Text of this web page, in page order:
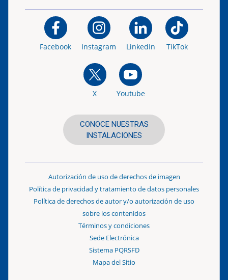
Facebook Instagram LinkedIn TikTok
X Youtube
CONOCE NUESTRAS
INSTALACIONES
Autorización de uso de derechos de imagen
Política de privacidad y tratamiento de datos personales
Política de derechos de autor y/o autorización de uso
sobre los contenidos
Términos y condiciones
Sede Electrónica
Sistema PQRSFD
Mapa del Sitio